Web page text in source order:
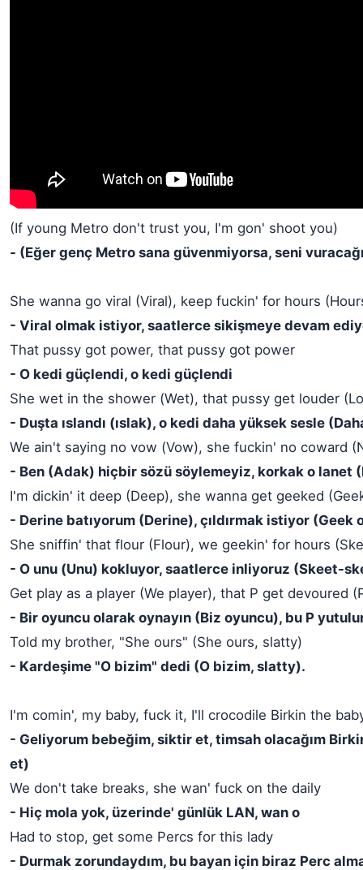
(If young Metro don't trust you, I'm gon' shoot you)
- (Eğer genç Metro sana güvenmiyorsa, seni
She wanna go viral (Viral), keep fuckin' for hours
- Viral olmak istiyor, saatlerce sikişmeye devam
That pussy got power, that pussy got power
- O kedi güçlendi, o kedi güçlendi
She wet in the shower (Wet), that pussy get louder
- Duşta ıslandı (ıslak), o kedi daha yüksek sesle
We ain't saying no vow (Vow), she fuckin' no coward
- Ben (Adak) hiçbir sözü söylemeyiz, korkak o lanet
I'm dickin' it deep (Deep), she wanna get geeked
- Derine batıyorum (Derine), çıldırmak istiyor (Geek
She sniffin' that flour (Flour), we geekin' for hours
- O unu (Unu) kokluyor, saatlerce inliyoruz (Skeet-
Get play as a player (We player), that P get devoured
- Bir oyuncu olarak oynayın (Biz oyuncu), bu P
Told my brother, "She ours" (She ours, slatty)
- Kardeşime "O bizim" dedi (O bizim, slatty).
I'm comin', my baby, fuck it, I'll crocodile Birkin the
- Geliyorum bebeğim, siktir et, timsah olacağım
et)
We don't take breaks, she wan' fuck on the daily
- Hiç mola yok, üzerinde' günlük LAN, wan o
Had to stop, get some Percs for this lady
- Durmak zorundaydım, bu bayan için biraz Perc